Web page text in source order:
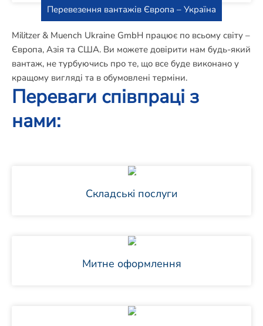
Перевезення вантажів Європа – Україна
Militzer & Muench Ukraine GmbH працює по всьому світу –
Європа, Азія та США. Ви можете довірити нам будь-який
вантаж, не турбуючись про те, що все буде виконано у
кращому вигляді та в обумовлені терміни.
Переваги співпраці з
нами:
Складські послуги
Митне оформлення